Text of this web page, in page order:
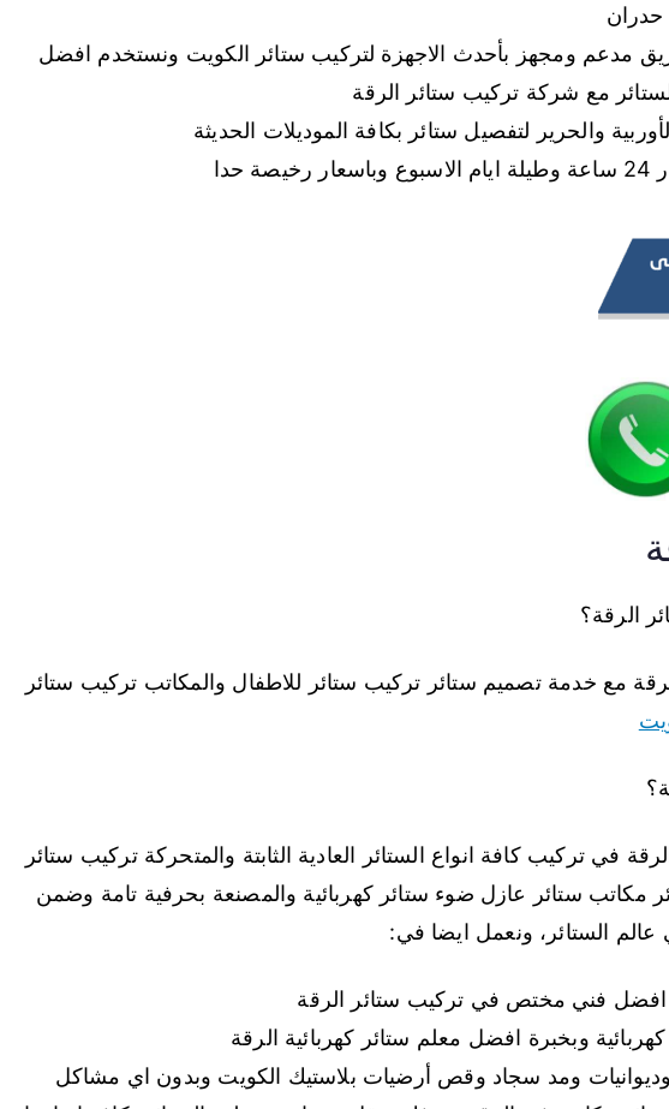
حدران
مدعم ومجهز بأحدث الاجهزة لتركيب ستائر الكويت ونستخدم افضل
مع شركة تركيب ستائر الرقة
والحرير لتفصيل ستائر بكافة الموديلات الحديثة
الرقة؟
مع خدمة تصميم ستائر تركيب ستائر للاطفال والمكاتب تركيب ستائر
في تركيب كافة انواع الستائر العادية الثابتة والمتحركة تركيب ستائر
مكاتب ستائر عازل ضوء ستائر كهربائية والمصنعة بحرفية تامة وضمن
عالم الستائر، ونعمل ايضا في:
فني مختص في تركيب ستائر الرقة
وبخبرة افضل معلم ستائر كهربائية الرقة
وديوانيات ومد سجاد وقص أرضيات بلاستيك الكويت وبدون اي مشاكل